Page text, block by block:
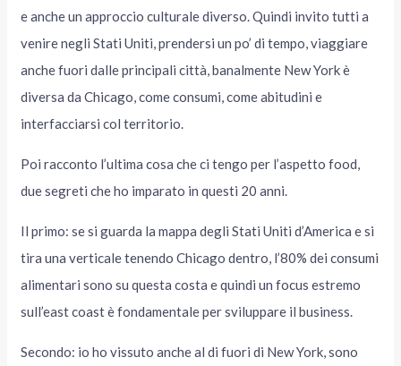
e anche un approccio culturale diverso. Quindi invito tutti a
venire negli Stati Uniti, prendersi un po’ di tempo, viaggiare
anche fuori dalle principali città, banalmente New York è
diversa da Chicago, come consumi, come abitudini e
interfacciarsi col territorio.
Poi racconto l’ultima cosa che ci tengo per l’aspetto food,
due segreti che ho imparato in questi 20 anni.
Il primo: se si guarda la mappa degli Stati Uniti d’America e si
tira una verticale tenendo Chicago dentro, l’80% dei consumi
alimentari sono su questa costa e quindi un focus estremo
sull’east coast è fondamentale per sviluppare il business.
Secondo: io ho vissuto anche al di fuori di New York, sono